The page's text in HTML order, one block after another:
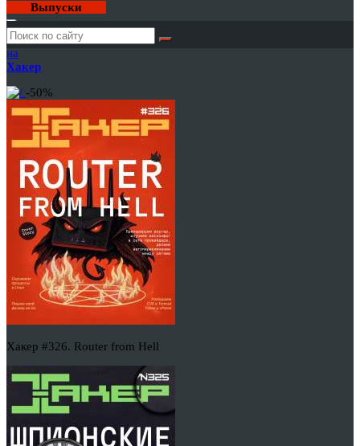
Выпуски
Годовая
подписка
на
Хакер
-50%
Хакер #326. Router from Hell